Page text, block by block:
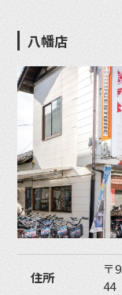
八幡店
住所
〒
44